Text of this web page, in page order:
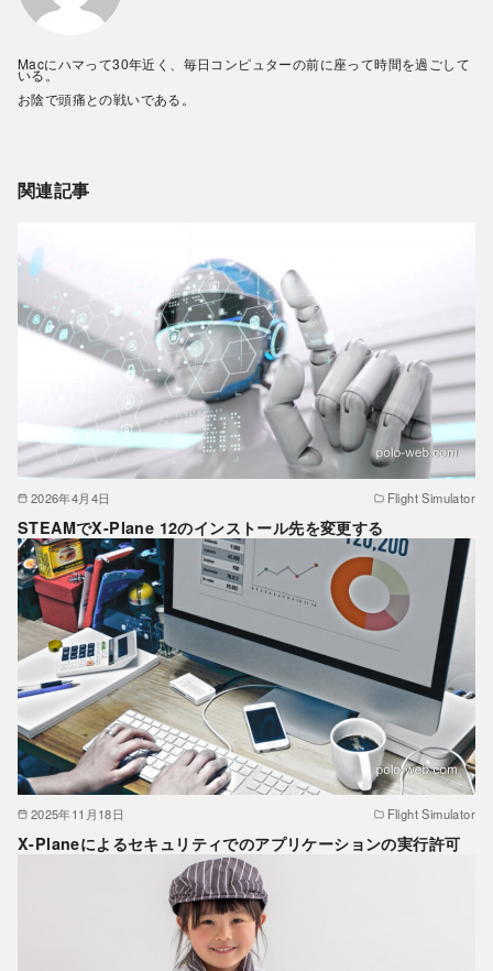
Macにハマって30年近く、毎日コンピュターの前に座って時間を過ごして
いる。
お陰で頭痛との戦いである。
関連記事
2026年4月4日 Flight Simulator
STEAMでX-Plane 12のインストール先を変更する
2025年11月18日 Flight Simulator
X-Planeによるセキュリティでのアプリケーションの実行許可